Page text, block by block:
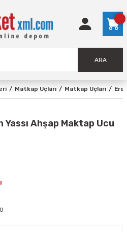
ARA
Matkap Uçları Matkap Uçları
Ahşap Maktap Ucu